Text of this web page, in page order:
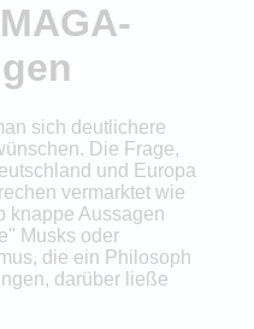
sich deutlichere
Die Frage,
und Europa
vermarktet wie
knappe Aussagen
Musks oder
die ein Philosoph
darüber ließe